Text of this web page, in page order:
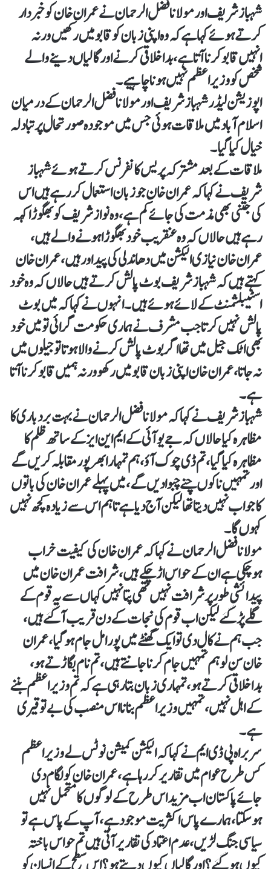
شہباز شریف اور مولانا فضل الرحمان نے عمران خان کو خبردار
کرتے ہوئے کہا ہے کہ وہ اپنی زبان کو قابو میں رکھیں ورنہ
انہیں قابو کرنا آتا ہے، بداخلاقی کرنے اور گالیاں دینے والے
شخص کو وزیراعظم نہیں ہونا چاہیے۔
اپوزیشن لیڈر شہباز شریف اور مولانا فضل الرحمان کے درمیان
اسلام آباد میں ملاقات ہوئی جس میں موجودہ صورتحال پر تبادلہ
خیال کیا گیا۔
ملاقات کے بعد مشترکہ پریس کانفرنس کرتے ہوئے شہباز
شریف نے کہا کہ عمران خان جو زبان استعمال کررہے ہیں اس
کی جتنی بھی مذمت کی جائے کم ہے، وہ نواز شریف کو بھگوڑا کہہ
رہے ہیں حالاں کہ وہ عنقریب خود بھگوڑا ہونے والے ہیں،
عمران خان نیازی الیکشن میں دھاندلی کی پیداور ہیں، عمران خان
کہتے ہیں کہ شہباز شریف بوٹ پالش کرتے ہیں حالاں کہ وہ خود
اسٹیبلشمنٹ کے لائے ہوئے ہیں۔انہوں نے کہا کہ میں بوٹ
پالش نہیں کرتا جب مشرف نے ہماری حکومت گرائی تو میں خود
بھی اٹک جیل میں تھا اگر بوٹ پالش کرنے والا ہوتا تو جیلوں میں
نہ جاتا، عمران خان اپنی زبان قابو میں رکھو ورنہ ہمیں قابو کرنا آتا
ہے۔
شہباز شریف نے کہا کہ مولانا فضل الرحمان نے بہت بردباری کا
مظاہرہ کیا حالاں کہ جے یو آئی کے ایم این ایز کے ساتھ ظلم کا
مظاہرہ کیا گیا، تم ڈی چوک آؤ، ہم تمہارا بھرپور مقابلہ کریں گے
اور تمہیں ناکوں چنے چبوادیں گے، میں پہلے عمران خان کی باتوں
کا جواب نہیں دیتا تھا لیکن آج دیا ہے تاہم اس سے زیادہ کچھ نہیں
کہوں گا۔
مولانا فضل الرحمان نے کہا کہ عمران خان کی کیفیت خراب
ہوچکی ہے ان کے حواس اڑچکے ہیں، شرافت عمران خان میں
پیدائشی طور پر شرافت نہیں تھی پتا نہیں کہاں سے یہ قوم کے
گلے پڑ گئے لیکن اب قوم کی نجات کے دن قریب آگئے ہیں،
جب ہم نے کال دی تو ایک گھنٹے میں پورا مل جام ہوگیا، عمران
خان سن لو ہم تمہیں جام کرنا جانتے ہیں، تم نام بگاڑتے ہو،
بداخلاقی کرتے ہو ، تمہاری زبان بتارہی ہے کہ تم وزیراعظم بننے
کے اہل نہیں، تمہیں وزیراعظم بنانا اس منصب کی بے توقیری
ہے۔
سربراہ پی ڈی ایم نے کہا کہ الیکشن کمیشن نوٹس لے وزیراعظم
کس طرح عوام میں تقاریر کررہا ہے، عمران خان کو لگام دی
جائے پاکستان اب مزید اس طرح کے لوگوں کا متحمل نہیں
ہوسکتا، ہمارے پاس اکثریت موجود ہے، آپ کے پاس ہے تو
سیاسی جنگ لڑیں، عدم اعتماد کی تقاریر آتی ہیں تم حواس باختہ